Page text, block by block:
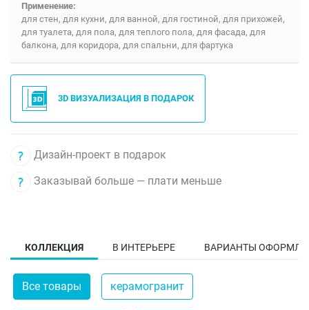
Применение:
для стен, для кухни, для ванной, для гостиной, для прихожей,
для туалета, для пола, для теплого пола, для фасада, для
балкона, для коридора, для спальни, для фартука
3D ВИЗУАЛИЗАЦИЯ В ПОДАРОК
Дизайн-проект в подарок
Заказывай больше — плати меньше
КОЛЛЕКЦИЯ В ИНТЕРЬЕРЕ ВАРИАНТЫ
Все товары керамогранит